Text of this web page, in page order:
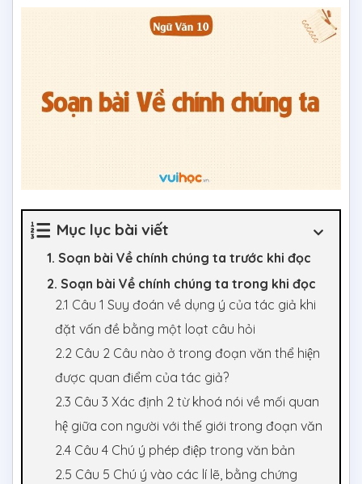
Mục lục bài viết
1. Soạn bài Về chính chúng ta trước khi đọc
2. Soạn bài Về chính chúng ta trong khi đọc
2.1 Câu 1 Suy đoán về dụng ý của tác giả khi
đặt vấn đề bằng một loạt câu hỏi
2.2 Câu 2 Câu nào ở trong đoạn văn thể hiện
được quan điểm của tác giả?
2.3 Câu 3 Xác định 2 từ khoá nói về mối quan
hệ giữa con người với thế giới trong đoạn văn
2.4 Câu 4 Chú ý phép điệp trong văn bản
2.5 Câu 5 Chú ý vào các lí lẽ, bằng chứng